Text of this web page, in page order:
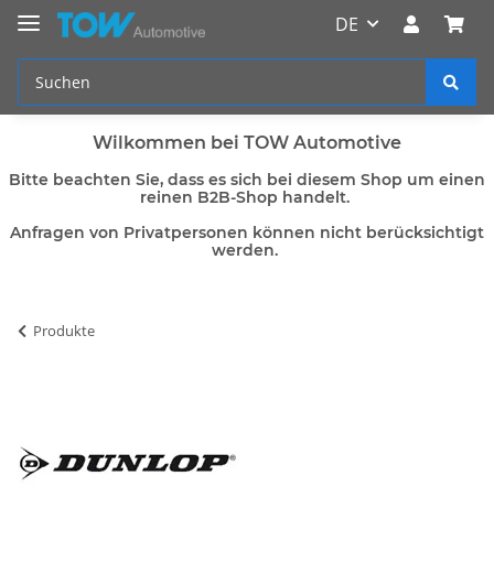
DE
Wilkommen bei TOW Automotive
Bitte beachten Sie, dass es sich bei diesem Shop um einen
reinen B2B-Shop handelt.
Anfragen von Privatpersonen können nicht berücksichtigt
werden.
Produkte